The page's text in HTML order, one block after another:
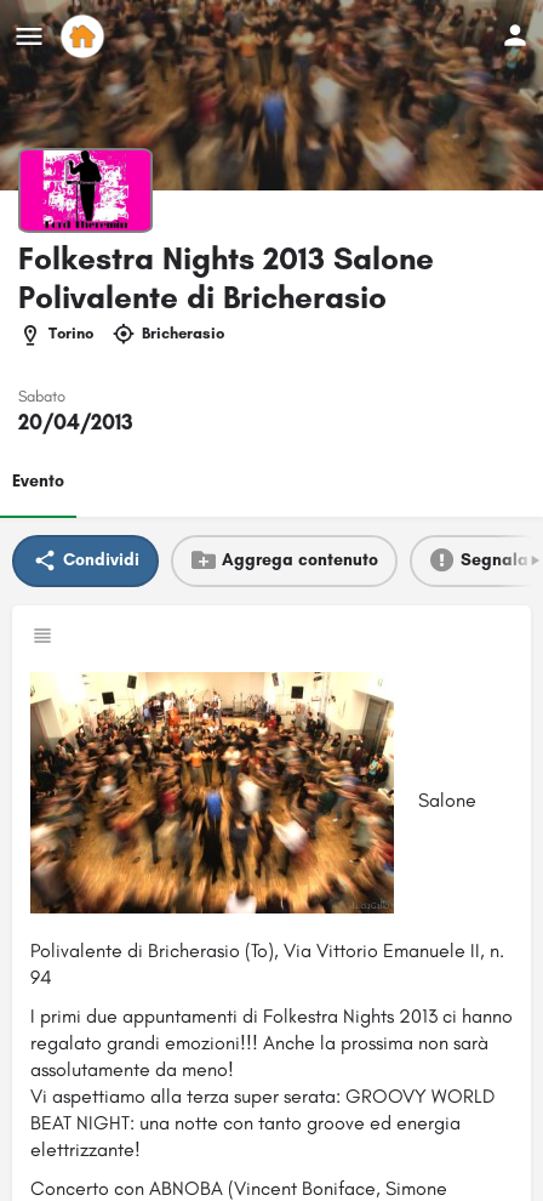
Folkestra Nights 2013 Salone
Polivalente di Bricherasio
Torino Bricherasio
Sabato
20/04/2013
Evento
Condividi Aggrega contenuto Segnala
Salone
Polivalente di Bricherasio (To), Via Vittorio Emanuele II, n.
94
I primi due appuntamenti di Folkestra Nights 2013 ci hanno
regalato grandi emozioni!!! Anche la prossima non sarà
assolutamente da meno!
Vi aspettiamo alla terza super serata: GROOVY WORLD
BEAT NIGHT: una notte con tanto groove ed energia
elettrizzante!
Concerto con ABNOBA (Vincent Boniface, Simone